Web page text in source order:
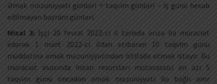
Əmək məzuniyyəti günləri = təqvim günləri – iş günü hesab
edilməyən bayram günləri.
Misal 3: İşçi 20 fevral 2022-ci il tarixdə ərizə ilə müraciət
edərək 1 mart 2022-ci ildən etibarən 10 təqvim günü
müddətinə əmək məzuniyyətindən istifadə etmək istəyir. Bu
müraciət əsasında insan resursları mütəxəssisi ən azı 5
təqvim günü öncədən əmək məzuniyyəti ilə bağlı əmr